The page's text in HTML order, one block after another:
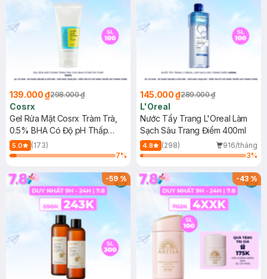
139.000 ₫298.000 ₫
Cosrx
Gel Rửa Mặt Cosrx Tràm Trà,
0.5% BHA Có Độ pH Thấp
150ml
5.0
(173)
7%
145.000 ₫289.000 ₫
L'Oreal
Nước Tẩy Trang L'Oreal Làm
Sạch Sâu Trang Điểm 400ml
4.8 (298)
916/tháng
3%
-59% -43%